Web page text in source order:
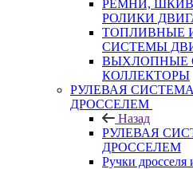
РЕМНИ,
РОЛИКИ
ТОПЛИВНЫЕ
СИСТЕМЫ
ВЫХЛОПНЫЕ
КОЛЛЕКТОРЫ
РУЛЕВАЯ
ДРОССЕЛЕМ
Назад
РУЛЕВАЯ
ДРОССЕЛЕМ
Ручки дросселя